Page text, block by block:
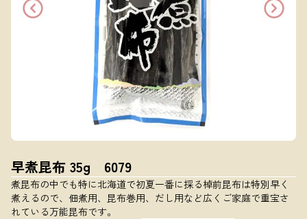
早煮昆布 35g 6079
煮昆布の中でも特に北海道で初夏一番に採る棹前昆布は特別早く
煮えるので、佃煮用、昆布巻用、だし用など広くご家庭で重宝さ
れている万能昆布です。